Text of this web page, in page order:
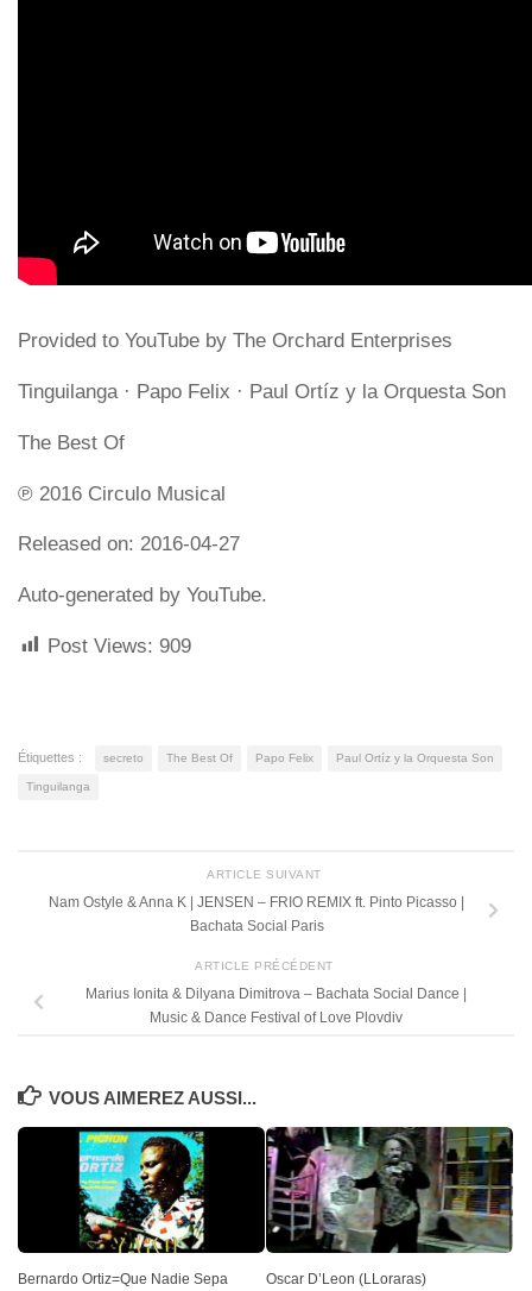
Provided to YouTube by The Orchard Enterprises
Tinguilanga · Papo Felix · Paul Ortíz y la Orquesta Son
The Best Of
℗ 2016 Circulo Musical
Released on: 2016-04-27
Auto-generated by YouTube.
Post Views: 909
Étiquettes : secreto The Best Of Papo Felix Paul Ortíz y la Orquesta Son
Tinguilanga
ARTICLE SUIVANT
Nam Ostyle & Anna K | JENSEN – FRIO REMIX ft. Pinto Picasso |
Bachata Social Paris
ARTICLE PRÉCÉDENT
Marius Ionita & Dilyana Dimitrova – Bachata Social Dance |
Music & Dance Festival of Love Plovdiv
VOUS AIMEREZ AUSSI...
Bernardo Ortiz=Que Nadie Sepa
Oscar D’Leon (LLoraras)